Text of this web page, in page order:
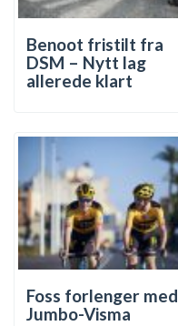
Benoot fristilt fra
DSM – Nytt lag
allerede klart
Foss forlenger med
Jumbo-Visma